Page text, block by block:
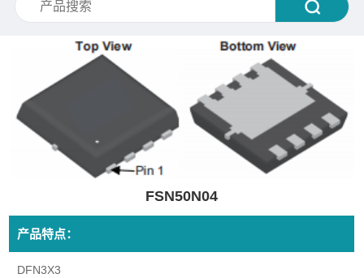
FSN50N04
产品特点：
DFN3X3